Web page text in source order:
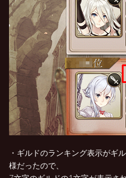
・ギルドのランキング表示がギ
様だったので、